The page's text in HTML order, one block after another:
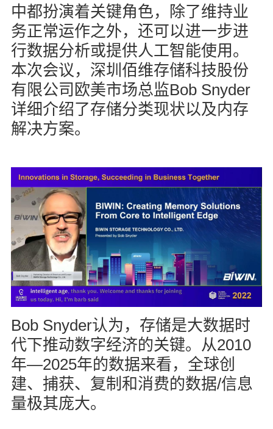
中都扮演着关键角色，除了维持业
务正常运作之外，还可以进一步进
行数据分析或提供人工智能使用。
本次会议，深圳佰维存储科技股份
有限公司欧美市场总监Bob Snyder
详细介绍了存储分类现状以及内存
解决方案。
Bob Snyder认为，存储是大数据时
代下推动数字经济的关键。从2010
年—2025年的数据来看，全球创
建、捕获、复制和消费的数据/信息
量极其庞大。